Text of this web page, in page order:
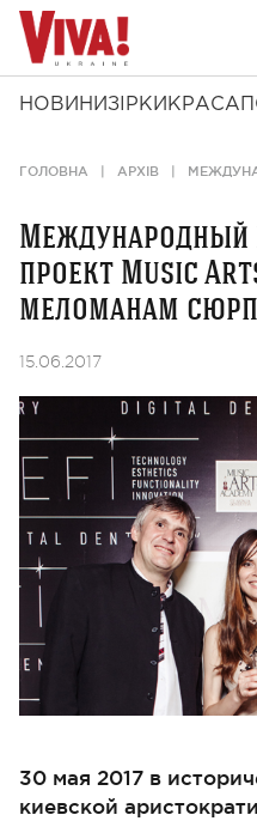
НОВИНИ ЗІРКИ КРАСА
ГОЛОВНА АРХІВ
Международный
проект Music
меломанам
15.06.2017
30 мая 2017 в
киевской